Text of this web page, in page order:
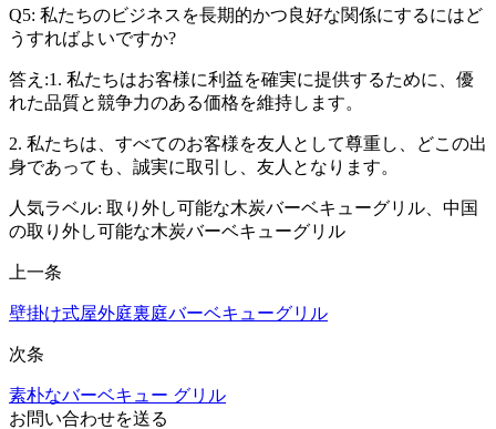
Q5: 私たちのビジネスを長期的かつ良好な関係にするにはど
うすればよいですか?
答え:1. 私たちはお客様に利益を確実に提供するために、優
れた品質と競争力のある価格を維持します。
2. 私たちは、すべてのお客様を友人として尊重し、どこの出
身であっても、誠実に取引し、友人となります。
人気ラベル: 取り外し可能な木炭バーベキューグリル、中国
の取り外し可能な木炭バーベキューグリル
上一条
壁掛け式屋外庭裏庭バーベキューグリル
次条
素朴なバーベキュー グリル
お問い合わせを送る